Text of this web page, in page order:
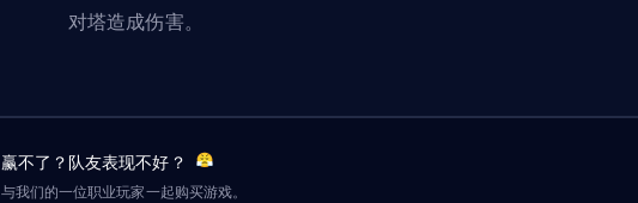
对塔造成伤害。
赢不了？队友表现不好？
与我们的一位职业玩家一起购买游戏。